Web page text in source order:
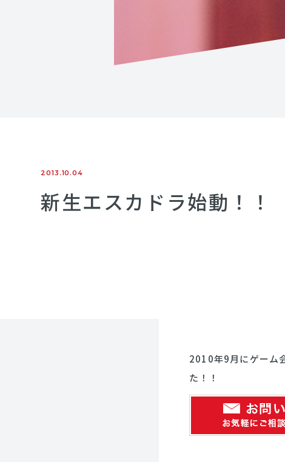
2013.10.04
新生エスカドラ始動！！
2010年9月にゲーム
た！！